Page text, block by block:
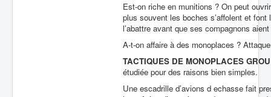
Est-on riche en munitions ? On peut
plus souvent les boches s’affolent et
l’abattre avant que ses compagnons
A-t-on affaire à des monoplaces ?
TACTIQUES DE MONOPLACES
étudiée pour des raisons bien simples.
Une escadrille d’avions d echasse fait